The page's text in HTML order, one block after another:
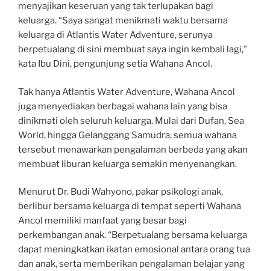
menyajikan keseruan yang tak terlupakan bagi
keluarga. “Saya sangat menikmati waktu bersama
keluarga di Atlantis Water Adventure, serunya
berpetualang di sini membuat saya ingin kembali lagi,”
kata Ibu Dini, pengunjung setia Wahana Ancol.
Tak hanya Atlantis Water Adventure, Wahana Ancol
juga menyediakan berbagai wahana lain yang bisa
dinikmati oleh seluruh keluarga. Mulai dari Dufan, Sea
World, hingga Gelanggang Samudra, semua wahana
tersebut menawarkan pengalaman berbeda yang akan
membuat liburan keluarga semakin menyenangkan.
Menurut Dr. Budi Wahyono, pakar psikologi anak,
berlibur bersama keluarga di tempat seperti Wahana
Ancol memiliki manfaat yang besar bagi
perkembangan anak. “Berpetualang bersama keluarga
dapat meningkatkan ikatan emosional antara orang tua
dan anak, serta memberikan pengalaman belajar yang